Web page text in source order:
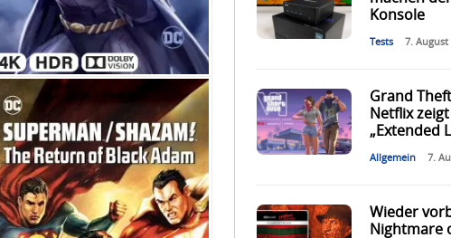
Konsole
Tests 7. August
Grand
Netflix
„Extended
Allgemein 7.
Wieder
Nightmare